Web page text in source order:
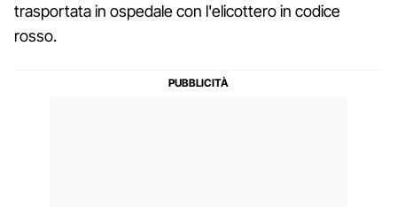
trasportata in ospedale con l'elicottero in codice
rosso.